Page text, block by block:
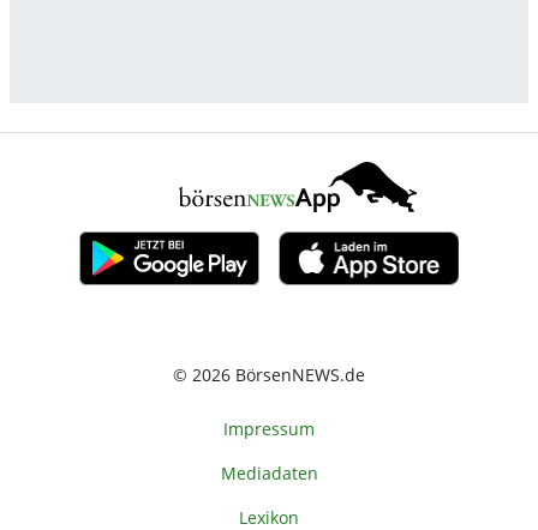
© 2026 BörsenNEWS.de
Impressum
Mediadaten
Lexikon